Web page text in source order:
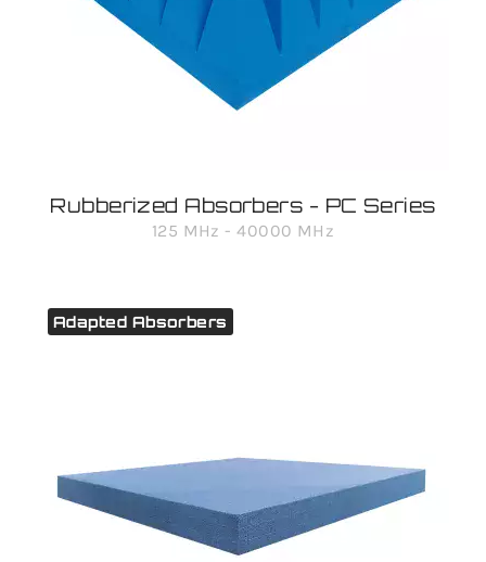
Rubberized Absorbers - PC Series
125 MHz - 40000 MHz
Adapted Absorbers